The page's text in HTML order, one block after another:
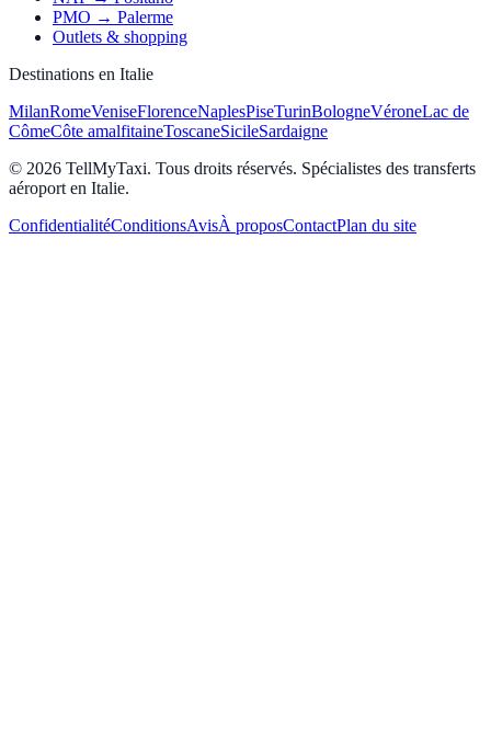
PMO → Palerme
Outlets & shopping
Destinations en Italie
MilanRomeVeniseFlorenceNaplesPiseTurinBologneVéroneLac de
CômeCôte amalfitaineToscaneSicileSardaigne
© 2026 TellMyTaxi. Tous droits réservés. Spécialistes des transferts
aéroport en Italie.
ConfidentialitéConditionsAvisÀ proposContactPlan du site